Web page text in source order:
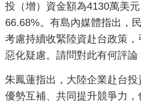
投（增）資金額為4130萬美
66.68%。有島內媒體指出，
考慮持續收緊陸資赴台政策
惡化疑慮。請問對此有何評論
朱鳳蓮指出，大陸企業赴台
優勢互補、共同提升競爭力